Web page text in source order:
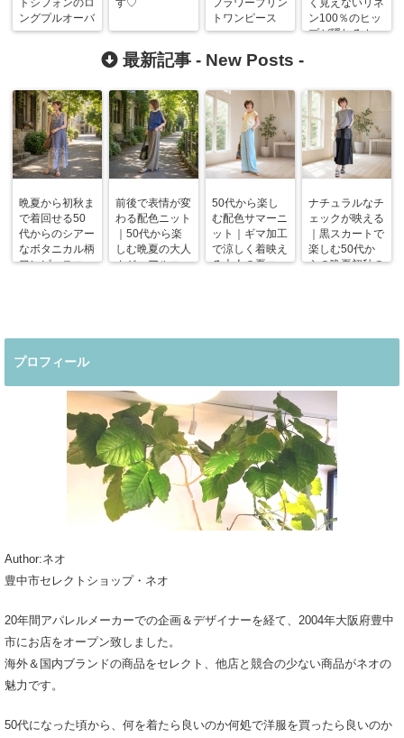
トシフォンのロ
ングプルオーバ
ー
す♡
フラワープリン
トワンピース
く見えないリネ
ン100％のヒッ
プが隠れるカッ
最新記事 - New Posts -
晩夏から初秋ま
で着回せる50
代からのシアー
なボタニカル柄
ワンピースコー
前後で表情が変
わる配色ニット
｜50代から楽
しむ晩夏の大人
カジュアルコー
50代から楽し
む配色サマーニ
ット｜ギマ加工
で涼しく着映え
る大人の夏コー
ナチュラルなチ
ェックが映える
｜黒スカートで
楽しむ50代か
らの晩夏初秋の
プロフィール
Author:ネオ
豊中市セレクトショップ・ネオ
20年間アパレルメーカーでの企画＆デザイナーを経て、2004年大阪府豊中
市にお店をオープン致しました。
海外＆国内ブランドの商品をセレクト、他店と競合の少ない商品がネオの
魅力です。
50代になった頃から、何を着たら良いのか何処で洋服を買ったら良いのか